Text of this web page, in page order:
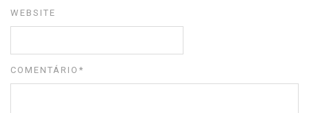
COMENTÁRIO *
WEBSITE